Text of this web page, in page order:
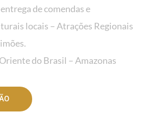
de comendas e
locais – Atrações Regionais
do Brasil – Amazonas